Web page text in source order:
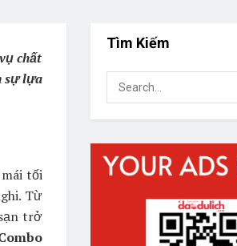
chất
sự lựa
tối
Từ
trở
Tìm Kiếm